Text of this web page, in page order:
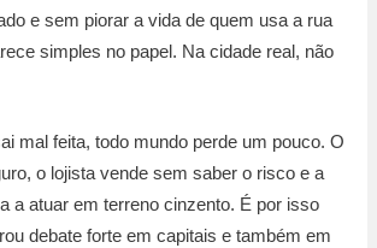
e sem piorar a vida de quem usa a rua
simples no papel. Na cidade real, não
mal feita, todo mundo perde um pouco. O
o lojista vende sem saber o risco e a
a atuar em terreno cinzento. É por isso
debate forte em capitais e também em